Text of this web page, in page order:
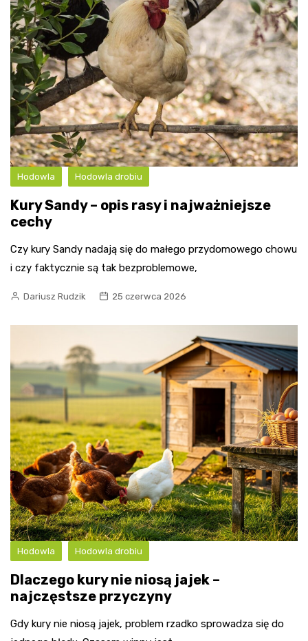
Hodowla Hodowla drobiu
Kury Sandy – opis rasy i najważniejsze
cechy
Czy kury Sandy nadają się do małego przydomowego chowu
i czy faktycznie są tak bezproblemowe,
Dariusz Rudzik 25 czerwca 2026
Hodowla Hodowla drobiu
Dlaczego kury nie niosą jajek –
najczęstsze przyczyny
Gdy kury nie niosą jajek, problem rzadko sprowadza się do